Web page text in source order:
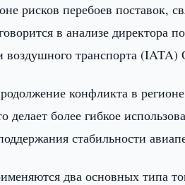
рисков перебоев поставок,
в анализе директора
транспорта (IATA)
конфликта в
делает более гибкое
стабильности
два основных типа